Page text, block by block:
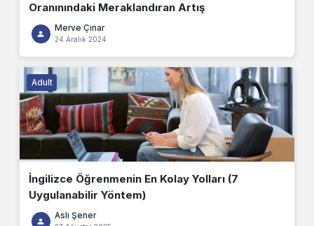
Oranınındaki Meraklandıran Artış
Merve Çınar
24 Aralık 2024
Adult
İngilizce Öğrenmenin En Kolay Yolları (7
Uygulanabilir Yöntem)
Aslı Şener